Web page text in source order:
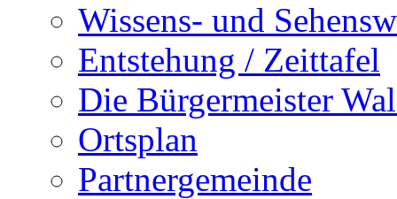
Wissens- und
Entstehung / Zeittafel
Die Bürgermeister
Ortsplan
Partnergemeinde